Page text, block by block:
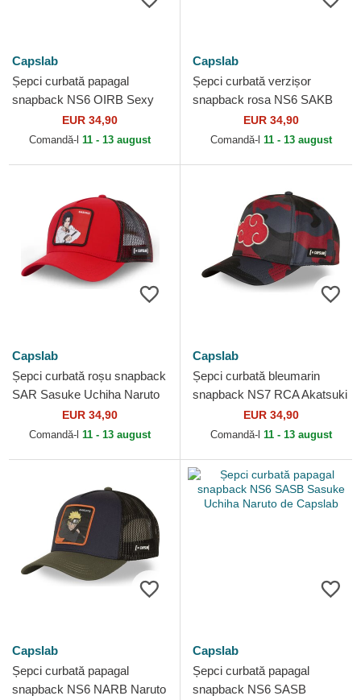
Capslab
Șepci curbată papagal
snapback NS6 OIRB Sexy
no Jutsu Naruto de Capslab
EUR 34,90
Comandă-l 11 - 13 august
Capslab
Șepci curbată verzișor
snapback rosa NS6 SAKB
Sakura Haruno Naruto de
Capslab
EUR 34,90
Comandă-l 11 - 13 august
Capslab
Șepci curbată roșu snapback
SAR Sasuke Uchiha Naruto
de CapslabEUR 34,90
Comandă-l 11 - 13 august
Capslab
Șepci curbată bleumarin
snapback NS7 RCA Akatsuki
Naruto de Capslab
EUR 34,90
Comandă-l 11 - 13 august
Capslab
Șepci curbată papagal
snapback NS6 NARB Naruto
Capslab
Șepci curbată papagal
snapback NS6 SASB